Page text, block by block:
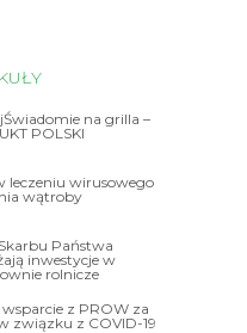
na grilla –
POLSKI
leczeniu wirusowego
wątroby
Państwa
inwestycje w
rolnicze
wsparcie z PROW za
związku z COVID-19